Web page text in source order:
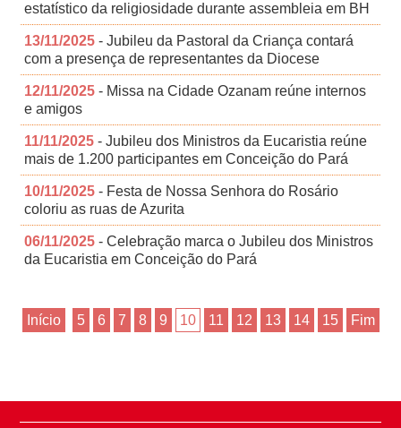
estatístico da religiosidade durante assembleia em BH
13/11/2025 - Jubileu da Pastoral da Criança contará
com a presença de representantes da Diocese
12/11/2025 - Missa na Cidade Ozanam reúne internos
e amigos
11/11/2025 - Jubileu dos Ministros da Eucaristia reúne
mais de 1.200 participantes em Conceição do Pará
10/11/2025 - Festa de Nossa Senhora do Rosário
coloriu as ruas de Azurita
06/11/2025 - Celebração marca o Jubileu dos Ministros
da Eucaristia em Conceição do Pará
Início 5 6 7 8 9 10 11 12 13 14 15 Fim